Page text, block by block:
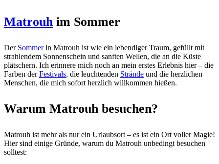
Matrouh im Sommer
Der Sommerin Matrouh ist wie ein lebendiger Traum, gefüllt mit
strahlendem Sonnenschein und sanften Wellen, die an die Küste
plätschern. Ich erinnere mich noch an mein erstes Erlebnis hier – die
Farben derFestivals, die leuchtenden Strände und die herzlichen
Menschen, die mich sofort herzlich willkommen hießen.
Warum Matrouh besuchen?
Matrouh ist mehr als nur ein Urlaubsort – es ist ein Ort voller Magie!
Hier sind einige Gründe, warum du Matrouh unbedingt besuchen
solltest: